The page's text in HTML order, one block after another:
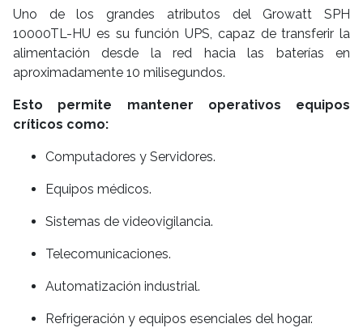
Uno de los grandes atributos del Growatt SPH
10000TL-HU es su función UPS, capaz de transferir la
alimentación desde la red hacia las baterías en
aproximadamente 10 milisegundos.
Esto permite mantener operativos equipos
críticos como:
Computadores y Servidores.
Equipos médicos.
Sistemas de videovigilancia.
Telecomunicaciones.
Automatización industrial.
Refrigeración y equipos esenciales del hogar.